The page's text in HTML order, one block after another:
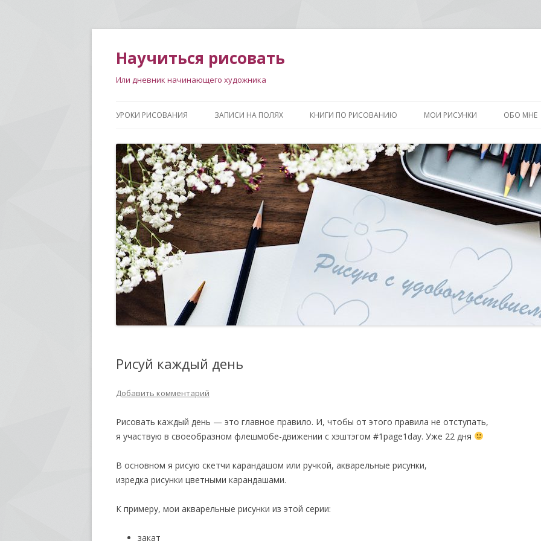
Научиться рисовать
Или дневник начинающего художника
УРОКИ РИСОВАНИЯ ЗАПИСИ НА ПОЛЯХ КНИГИ ПО РИСОВАНИЮ МОИ РИСУНКИ ОБО МНЕ
Рисуй каждый день
Добавить комментарий
Рисовать каждый день — это главное правило. И, чтобы от этого правила не отступать,
я участвую в своеобразном флешмобе-движении с хэштэгом #1page1day. Уже 22 дня
В основном я рисую скетчи карандашом или ручкой, акварельные рисунки,
изредка рисунки цветными карандашами.
К примеру, мои акварельные рисунки из этой серии:
закат